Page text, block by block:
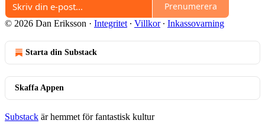
Prenumerera
© 2026 Dan Eriksson · Integritet ∙ Villkor∙ Inkassovarning
Starta din Substack
Skaffa Appen
Substack är hemmet för fantastisk kultur